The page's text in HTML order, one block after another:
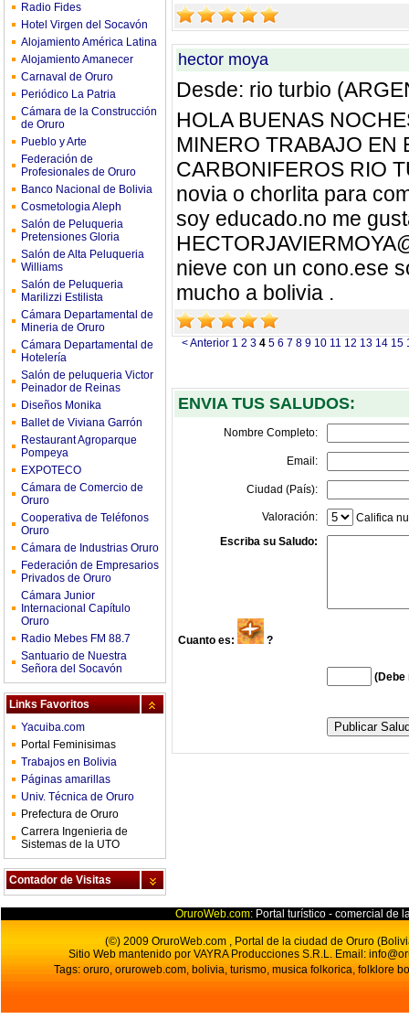
Radio Fides
Hotel Virgen del Socavón
Alojamiento América Latina
Alojamiento Amanecer
Carnaval de Oruro
Periódico La Patria
Cámara de la Construcción
de Oruro
Pueblo y Arte
Federación de
Profesionales de Oruro
Banco Nacional de Bolivia
Cosmetologia Aleph
Salón de Peluqueria
Pretensiones Gloria
Salón de Alta Peluqueria
Williams
Salón de Peluqueria
Marilizzi Estilista
Cámara Departamental de
Mineria de Oruro
Cámara Departamental de
Hotelería
Salón de peluqueria Victor
Peinador de Reinas
Diseños Monika
Ballet de Viviana Garrón
Restaurant Agroparque
Pompeya
EXPOTECO
Cámara de Comercio de
Oruro
Cooperativa de Teléfonos
Oruro
Cámara de Industrias Oruro
Federación de Empresarios
Privados de Oruro
Cámara Junior
Internacional Capítulo
Oruro
Radio Mebes FM 88.7
Santuario de Nuestra
Señora del Socavón
Links Favoritos
Yacuiba.com
Portal Feminisimas
Trabajos en Bolivia
Páginas amarillas
Univ. Técnica de Oruro
Prefectura de Oruro
Carrera Ingenieria de
Sistemas de la UTO
Contador de Visitas
hector moya
Desde: rio turbio
HOLA BUENAS
MINERO TRABAJO EN
CARBONIFEROS RIO
novia o chorlita para
soy educado.no me
nieve con un cono.ese
mucho a bolivia .
< Anterior 1 2 3 4 5 6 7 8 9 10 11 12 13 14 15
ENVIA TUS SALUDOS:
Nombre Completo:
Email:
Ciudad (País):
Valoración:
Califica
Escriba su Saludo:
Cuanto es: ?
(Debe
OruroWeb.com: Portal turístico - comercial de
(©) 2009 OruroWeb.com , Portal de la ciudad de Oruro
Sitio Web mantenido por VAYRA Producciones S.R.L. Email:
Tags: oruro, oruroweb.com, bolivia, turismo, musica folkorica, folklore